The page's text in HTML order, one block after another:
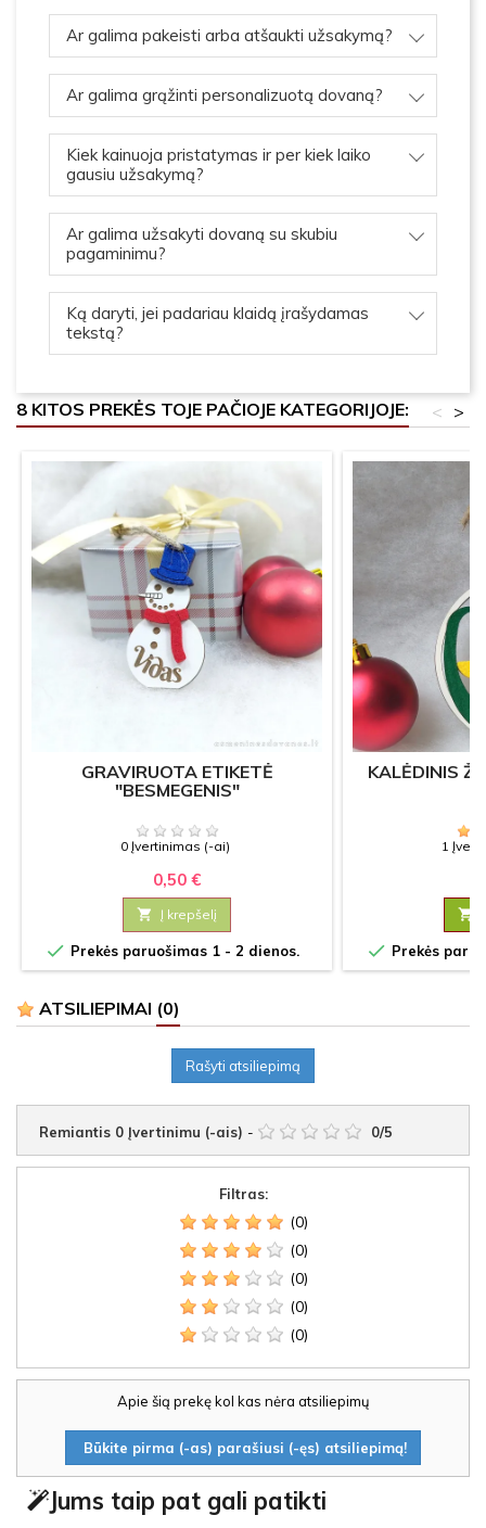
Ar galima pakeisti arba atšaukti užsakymą?
Ar galima grąžinti personalizuotą dovaną?
Kiek kainuoja pristatymas ir per kiek laiko
gausiu užsakymą?
Ar galima užsakyti dovaną su skubiu
pagaminimu?
Ką daryti, jei padariau klaidą įrašydamas
tekstą?
8 KITOS PREKĖS TOJE PAČIOJE KATEGORIJOJE: >
<
GRAVIRUOTA ETIKETĖ
"BESMEGENIS"
0 Įvertinimas (-ai)
0,50 €
 Į krepšelį
 Prekės paruošimas 1 - 2 dienos.
KALĖDINIS
1

 Prekės
ATSILIEPIMAI (0)
Rašyti atsiliepimą
Remiantis 0 Įvertinimu (-ais) - 0/5
Filtras:
(0)
(0)
(0)
(0)
(0)
Apie šią prekę kol kas nėra atsiliepimų
Būkite pirma (-as) parašiusi (-ęs) atsiliepimą!
Jums taip pat gali patikti